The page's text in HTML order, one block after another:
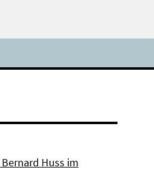
Huss im